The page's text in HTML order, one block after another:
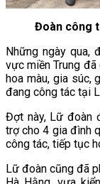
Đoàn công
Những ngày qua,
vực miền Trung
hoa màu, gia súc,
đang công tác tại
Đợt này, Lữ đoàn
trợ cho 4 gia đình
công tác, tiếp tục
Lữ đoàn cũng đã